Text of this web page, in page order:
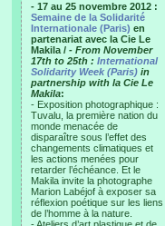
- 17 au 25 novembre 2012 :
Semaine de la Solidarité
Internationale (Paris) en
partenariat avec la Cie Le
Makila / - From November
17th to 25th : International
Solidarity Week (Paris) in
partnership with la Cie Le
Makila:
- Exposition photographique :
Tuvalu, la première nation du
monde menacée de
disparaître sous l’effet des
changements climatiques et
les actions menées pour
retarder l’échéance. Et le
Makila invite la photographe
Marion Labéjof à exposer sa
réflexion poétique sur les liens
de l’homme à la nature.